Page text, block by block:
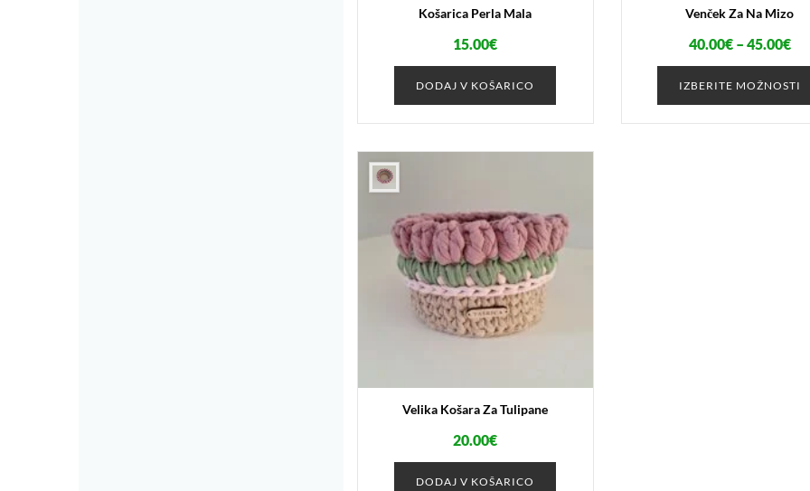
Košarica Perla Mala
15.00€
DODAJ V KOŠARICO
Venček Za Na Mizo
40.00€ – 45.00€
od
IZBERITE MOŽNOSTI
Velika Košara Za Tulipane
20.00€
DODAJ V KOŠARICO